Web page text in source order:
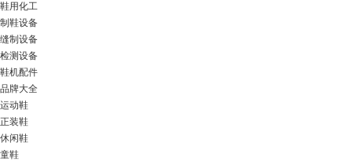
鞋用化工
制鞋设备
缝制设备
检测设备
鞋机配件
品牌大全
运动鞋
正装鞋
休闲鞋
童鞋